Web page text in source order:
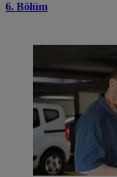
6. Bölüm